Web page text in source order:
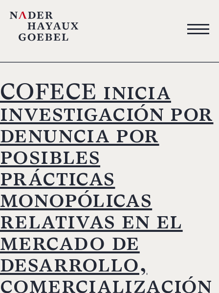
COFECE inicia
investigación por
denuncia por
posibles
prácticas
monopólicas
relativas en el
mercado de
desarrollo,
comercialización